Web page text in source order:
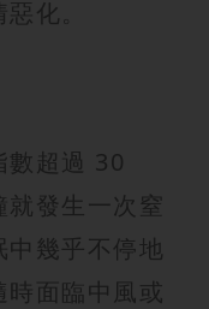
化。
數超過 30
發生一次窒
幾乎不停地
面臨中風或